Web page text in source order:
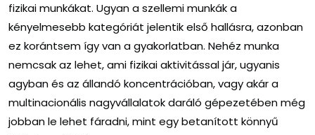
fizikai munkákat. Ugyan a szellemi munkák a
kényelmesebb kategóriát jelentik első hallásra, azonban
ez korántsem így van a gyakorlatban. Nehéz munka
nemcsak az lehet, ami fizikai aktivitással jár, ugyanis
agyban és az állandó koncentrációban, vagy akár a
multinacionális nagyvállalatok daráló gépezetében még
jobban le lehet fáradni, mint egy betanított könnyű